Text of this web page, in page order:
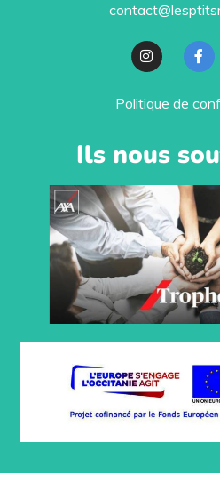
Politique de
Ils nous